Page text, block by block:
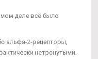
деле всё было
альфа-2-рецепторы,
нетронутыми.